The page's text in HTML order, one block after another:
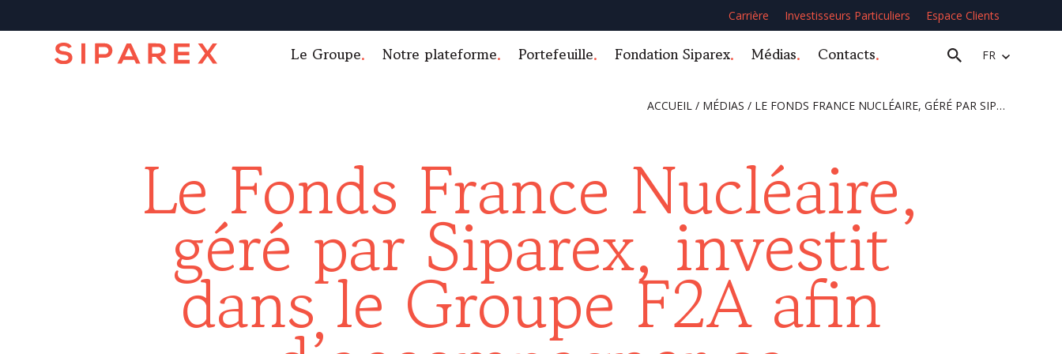
Carrière Investisseurs Particuliers Espace Clients
Le Groupe Notre plateforme Portefeuille Fondation Siparex Médias Contacts FR
ACCUEIL / MÉDIAS / LE FONDS FRANCE NUCLÉAIRE, GÉRÉ PAR SIPAREX, INVESTIT DANS LE GROUPE F2A AFIN D’ACCOMPAGNER SA CROISSANCE
Le Fonds France Nucléaire,
géré par Siparex, investit
dans le Groupe F2A afin